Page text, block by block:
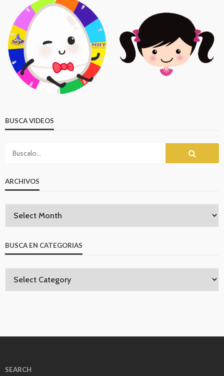
BUSCA VIDEOS
ARCHIVOS
BUSCA EN CATEGORIAS
SEARCH